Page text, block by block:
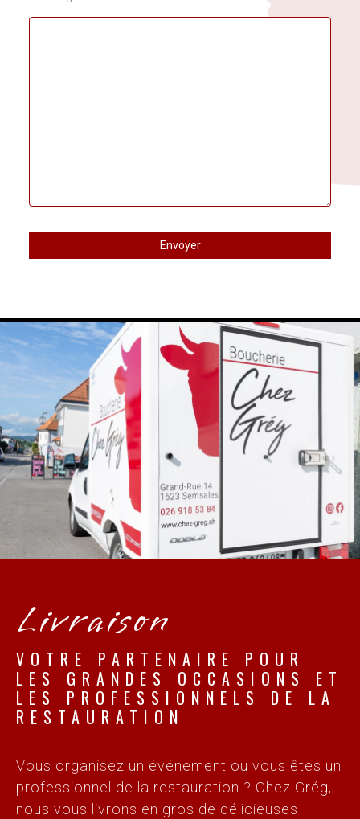
Livraison
VOTRE PARTENAIRE POUR
LES GRANDES OCCASIONS ET
LES PROFESSIONNELS DE LA
RESTAURATION
Vous organisez un événement ou vous êtes un
professionnel de la restauration ? Chez Grég,
nous vous livrons en gros de délicieuses